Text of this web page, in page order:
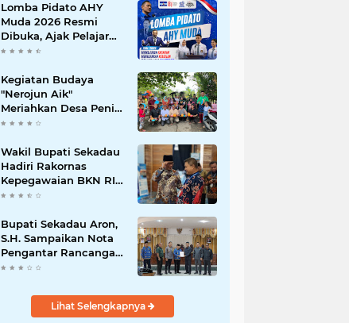
Lomba Pidato AHY
Muda 2026 Resmi
Dibuka, Ajak Pelajar
Sekadau Suarakan
Depan Bangsa
Kegiatan Budaya
"Nerojun Aik"
Meriahkan Desa Peniti:
Tradisi Melayu yang
Wakil Bupati Sekadau
Hadiri Rakornas
Kepegawaian BKN RI
di Jakarta
Bupati Sekadau Aron,
S.H. Sampaikan Nota
Pengantar Rancangan
Awal RPJPD
2025-2045
Lihat Selengkapnya